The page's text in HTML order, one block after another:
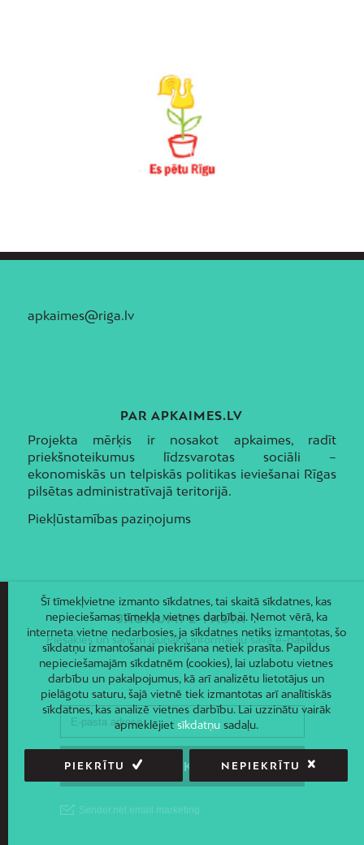
apkaimes@riga.lv
PAR APKAIMES.LV
Projekta mērķis ir nosakot apkaimes, radīt
priekšnoteikumus līdzsvarotas sociāli –
ekonomiskās un telpiskās politikas ieviešanai Rīgas
pilsētas administratīvajā teritorijā.
Piekļūstamības paziņojums
JAUNUMI E-PASTĀ
Piesakies un saņem jaunāko informāciju savā e-pastā!
Šī tīmekļvietne izmanto sīkdatnes, tai skaitā sīkdatnes, kas
nepieciešamas tīmekļa vietnes darbībai. Ņemot vērā, ka
interneta vietne nedarbosies, ja sīkdatnes netiks izmantotas, šo
sīkdatņu izmantošanai piekrišana netiek prasīta. Papildus
nepieciešamajām sīkdatnēm (cookies), lai uzlabotu vietnes
darbību un pakalpojumus, kā arī analizētu lietotājus un
pielāgotu saturu, šajā vietnē tiek izmantotas arī analītiskās
sīkdatnes, kas analizē vietnes darbību. Lai uzzinātu vairāk
apmeklējiet sīkdatņusadaļu.
PIEKRĪTU NEPIEKRĪTU